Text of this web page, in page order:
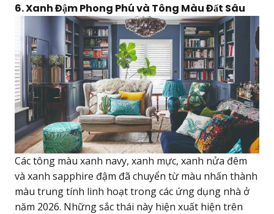
6. Xanh Đậm Phong Phú và Tông Màu Đất Sâu
Các tông màu xanh navy, xanh mực, xanh nửa đêm
và xanh sapphire đậm đã chuyển từ màu nhấn thành
màu trung tính linh hoạt trong các ứng dụng nhà ở
năm 2026. Những sắc thái này hiện xuất hiện trên